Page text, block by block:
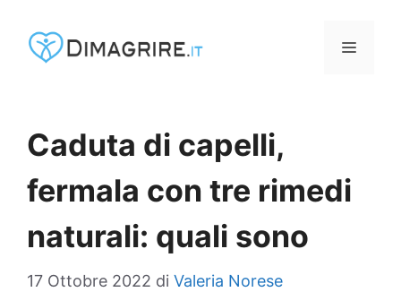
MENU
Caduta di capelli,
fermala con tre rimedi
naturali: quali sono
17 Ottobre 2022 di Valeria Norese